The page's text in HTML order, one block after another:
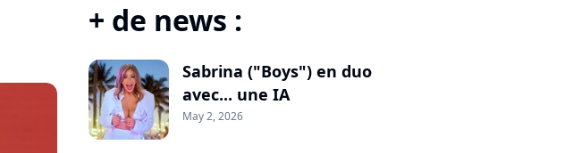
+ de news :
Sabrina ("Boys") en duo
avec... une IA
May 2, 2026